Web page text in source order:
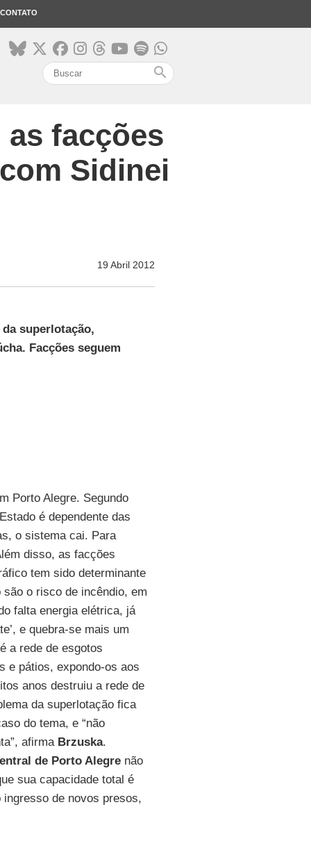
CONTATO
search
facções
Sidinei
19 Abril 2012
superlotação,
Facções seguem
Porto Alegre. Segundo
é dependente das
o sistema cai. Para
disso, as facções
tem sido determinante
o risco de incêndio, em
falta energia elétrica, já
e quebra-se mais um
a rede de esgotos
e pátios, expondo-os aos
anos destruiu a rede de
da superlotação fica
do tema, e “não
afirma Brzuska.
de Porto Alegrenão
sua capacidade total é
de novos presos,